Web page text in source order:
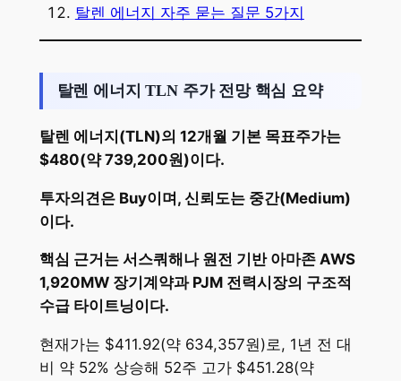
탈렌 에너지 자주 묻는 질문 5가지
탈렌 에너지 TLN 주가 전망 핵심 요약
탈렌 에너지(TLN)의 12개월 기본 목표주가는
$480(약 739,200원)이다.
투자의견은 Buy이며, 신뢰도는 중간(Medium)
이다.
핵심 근거는 서스쿼해나 원전 기반 아마존 AWS
1,920MW 장기계약과 PJM 전력시장의 구조적
수급 타이트닝이다.
현재가는 $411.92(약 634,357원)로, 1년 전 대
비 약 52% 상승해 52주 고가 $451.28(약